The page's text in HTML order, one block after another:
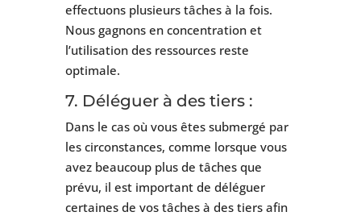
effectuons plusieurs tâches à la fois.
Nous gagnons en concentration et
l’utilisation des ressources reste
optimale.
7. Déléguer à des tiers :
Dans le cas où vous êtes submergé par
les circonstances, comme lorsque vous
avez beaucoup plus de tâches que
prévu, il est important de déléguer
certaines de vos tâches à des tiers afin